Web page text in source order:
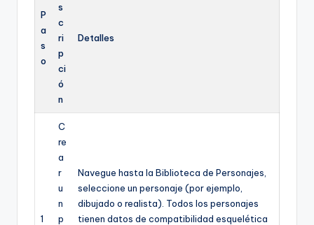
P
a
s
o
s
c
ri
p
ci
ó
n
Detalles
1
C
re
a
r
u
n
p
Navegue hasta la Biblioteca de Personajes,
seleccione un personaje (por ejemplo,
dibujado o realista). Todos los personajes
tienen datos de compatibilidad esquelética